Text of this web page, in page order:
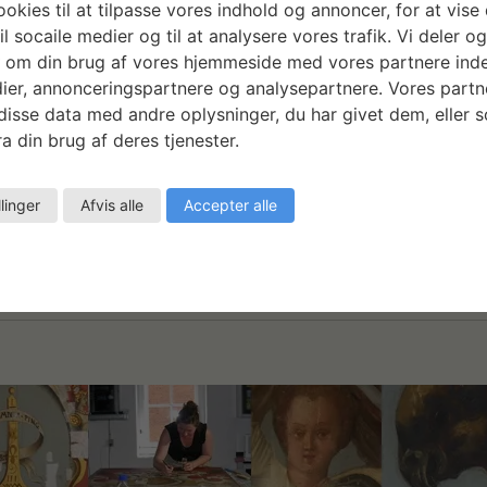
Visual Arts
Asphalt” er andet kapitel i Nanna Debois Buhls tredelte
blueprints af urbane og botaniske objekter. Jun. 2015
britiske fotograf og botaniker Anna Atkins’ arbejde
til at tilpasse vores indhold og annoncer, for at vise
socaile medier og til at analysere vores trafik. Vi deler
din brug af vores hjemmeside med vores partnere
annonceringspartnere og analysepartnere. Vores
data med andre oplysninger, du har givet dem, eller
din brug af deres tjenester.
Afvis alle Accepter alle